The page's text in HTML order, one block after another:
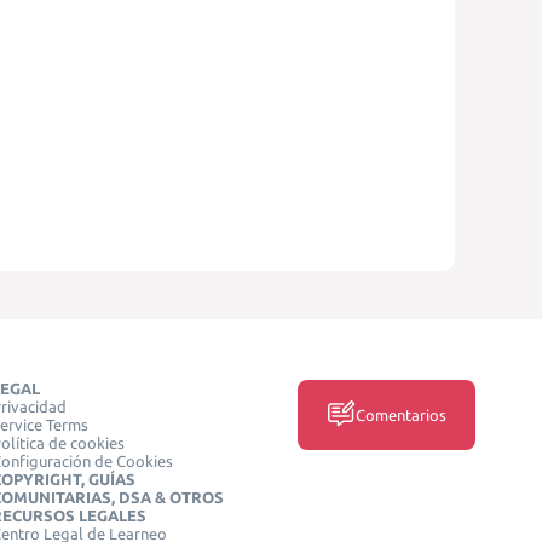
Terms
de cookies
de Cookies
GUÍAS
DSA & OTROS
LEGALES
Legal de Learneo
Comentarios